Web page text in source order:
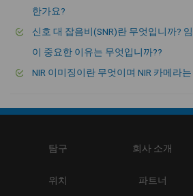
한가요?
신호 대 잡음비(SNR)란 무엇입니까?
이 중요한 이유는 무엇입니까??
NIR 이미징이란 무엇이며 NIR 카메라
탐구 회사 소개
위치 파트너